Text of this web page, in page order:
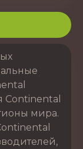
Continental
мира.